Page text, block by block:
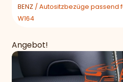
BENZ / Autositzbezüge passend
W164
Angebot!